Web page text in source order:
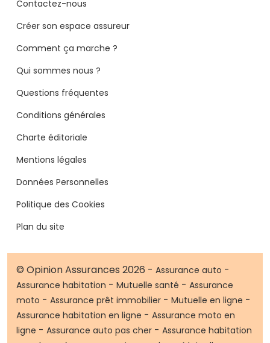
Contactez-nous
Créer son espace assureur
Comment ça marche ?
Qui sommes nous ?
Questions fréquentes
Conditions générales
Charte éditoriale
Mentions légales
Données Personnelles
Politique des Cookies
Plan du site
© Opinion Assurances 2026 - Assurance auto -
Assurance habitation - Mutuelle santé - Assurance
moto - Assurance prêt immobilier - Mutuelle en ligne -
Assurance habitation en ligne - Assurance moto en
ligne - Assurance auto pas cher - Assurance habitation